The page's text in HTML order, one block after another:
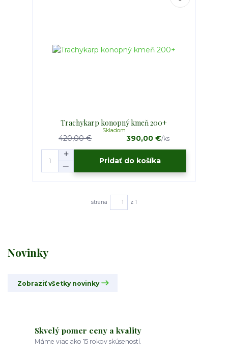
Novinky
Zobraziť všetky novinky
Trachykarp konopný kmeň 200+
420,00 € 390,00 €/ks
Skladom
Pridať do košíka
strana z 1
Skvelý pomer ceny a kvality
Máme viac ako 15 rokov skúseností.